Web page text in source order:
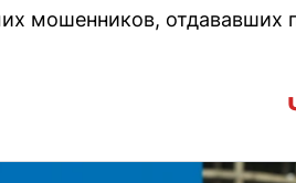
мошенников, отдававших